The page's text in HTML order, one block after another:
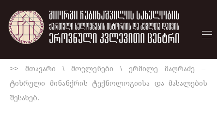
>> მთავარი \ მოვლენები \ ერმილე მაღრაძე –
ტიხრული მინანქრის ტექნოლოგიისა და მასალების
შესახებ.